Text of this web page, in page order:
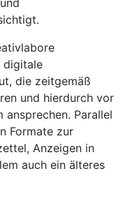
digitale
die zeitgemäß
und hierdurch vor
ansprechen. Parallel
Formate zur
Anzeigen in
auch ein älteres